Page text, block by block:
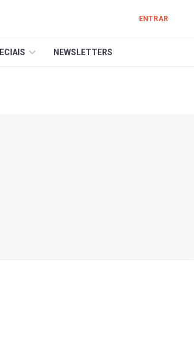
ENTRAR
NEWSLETTERS